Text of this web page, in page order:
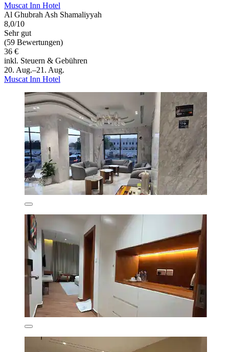
Muscat Inn Hotel
Al Ghubrah Ash Shamaliyyah
8,0/10
Sehr gut
(59 Bewertungen)
36 €
inkl. Steuern & Gebühren
20. Aug.–21. Aug.
Muscat Inn Hotel